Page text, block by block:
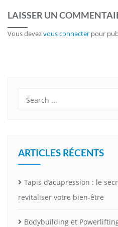
LAISSER UN
Vous devezvous connecter pour
ARTICLES RÉCENTS
Tapis d’acupression : le
revitaliser votre bien-être
Bodybuilding et